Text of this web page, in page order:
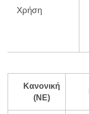
Χρήση
Κανονική
(NE)